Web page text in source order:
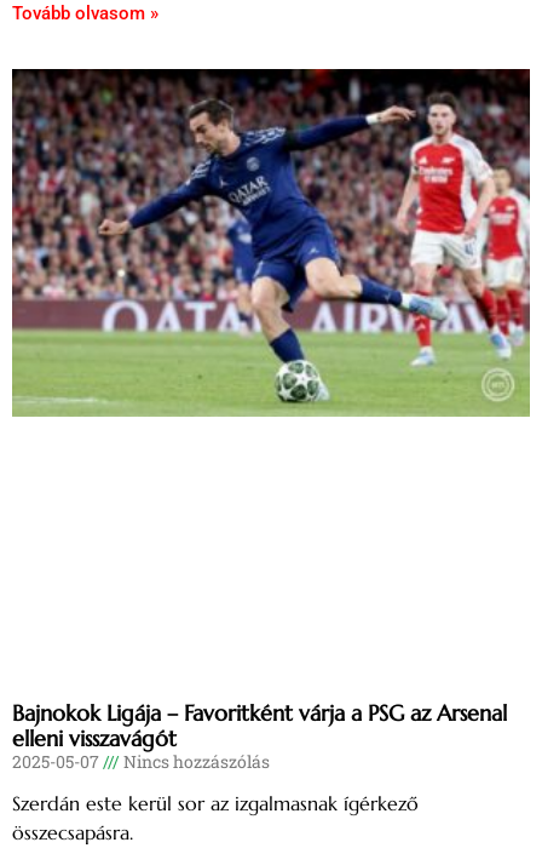
Tovább olvasom »
Bajnokok Ligája – Favoritként várja a PSG az Arsenal
elleni visszavágót
2025-05-07 Nincs hozzászólás
Szerdán este kerül sor az izgalmasnak ígérkező
összecsapásra.